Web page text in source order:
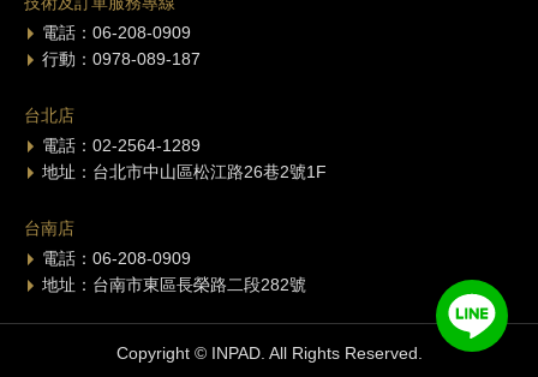
電話：06-208-0909
行動：0978-089-187
台北店
電話：02-2564-1289
地址：台北市中山區松江路26巷2號1F
台南店
電話：06-208-0909
地址：台南市東區長榮路二段282號
Copyright © INPAD. All Rights Reserved.